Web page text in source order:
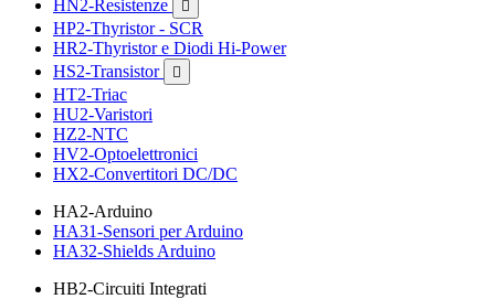
HN2-Resistenze 
HP2-Thyristor - SCR
HR2-Thyristor e Diodi Hi-Power
HS2-Transistor

HT2-Triac
HU2-Varistori
HZ2-NTC
HV2-Optoelettronici
HX2-Convertitori DC/DC
HA2-Arduino
HA31-Sensori per Arduino
HA32-Shields Arduino
HB2-Circuiti Integrati